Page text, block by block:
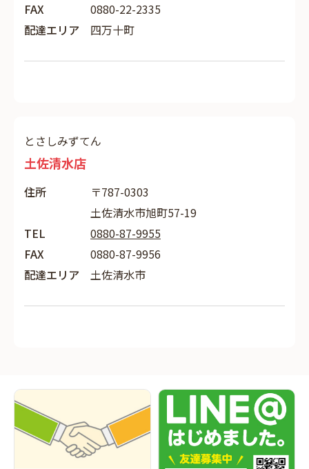
FAX
0880-22-2335
配達エリア
四万十町
とさしみずてん
土佐清水店
住所
〒787-0303
土佐清水市旭町57-19
TEL
0880-87-9955
FAX
0880-87-9956
配達エリア
土佐清水市